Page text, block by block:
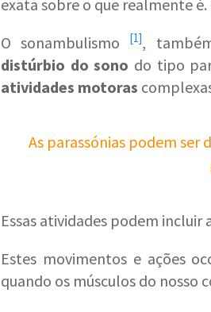
exata sobre o que realmente é.
Osonambulismo [1],
distúrbio do sono do tipo
atividades motoras
As parassónias podem
Essas atividades podem
Estes movimentos e ações
quando os músculos do